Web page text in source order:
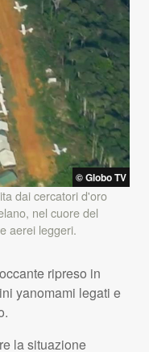
© Globo TV
dai cercatori d'oro
nel cuore del
aerei leggeri.
ripreso in
yanomami legati e
la situazione